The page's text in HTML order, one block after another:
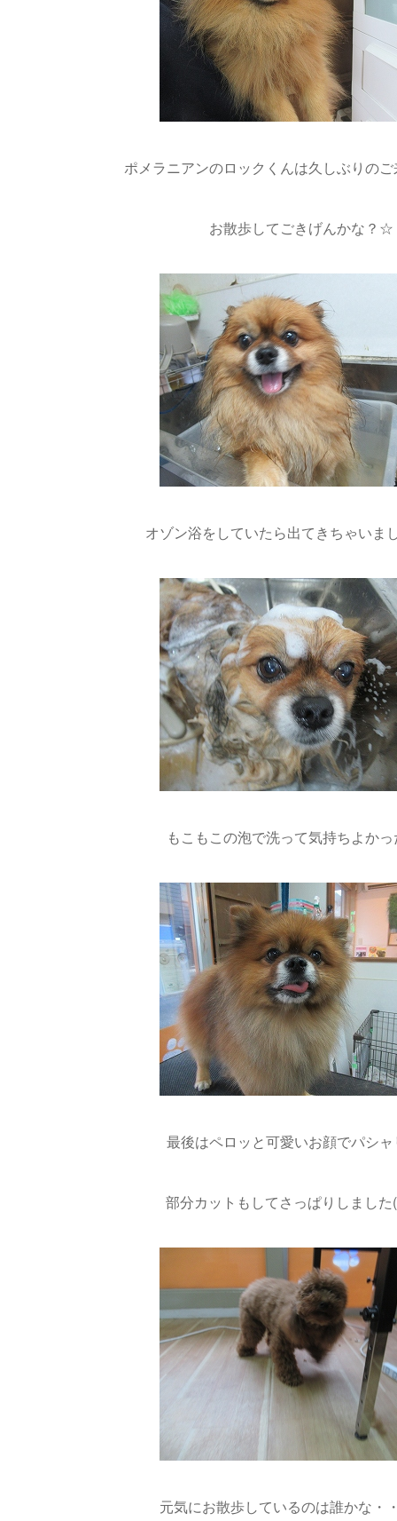
ポメラニアンのロックくんは久しぶりの
お散歩してごきげんかな？☆
オゾン浴をしていたら出てきちゃいま
もこもこの泡で洗って気持ちよか
最後はペロッと可愛いお顔でパシ
部分カットもしてさっぱりしました
元気にお散歩しているのは誰かな・